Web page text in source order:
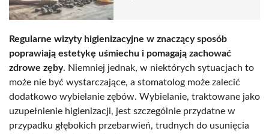
Regularne wizyty higienizacyjne w znaczący sposób
poprawiają estetykę uśmiechu i pomagają zachować
zdrowe zęby. Niemniej jednak, w niektórych sytuacjach to
może nie być wystarczające, a stomatolog może zalecić
dodatkowo wybielanie zębów. Wybielanie, traktowane jako
uzupełnienie higienizacji, jest szczególnie przydatne w
przypadku głębokich przebarwień, trudnych do usunięcia